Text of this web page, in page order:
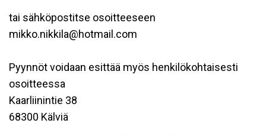
tai sähköpostitse osoitteeseen
mikko.nikkila@hotmail.com
Pyynnöt voidaan esittää myös henkilökohtaisesti
osoitteessa
Kaarliinintie 38
68300 Kälviä